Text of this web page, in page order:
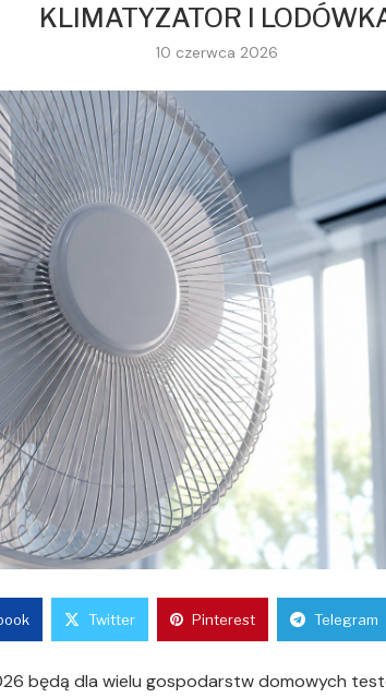
KLIMATYZATOR I
10 czerwca 2026
Twitter Pinterest Telegram
będą dla wielu gospodarstw domowych